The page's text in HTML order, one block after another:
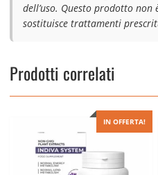
dell’uso. Questo prodotto non
sostituisce trattamenti
Prodotti correlati
IN OFFERTA!